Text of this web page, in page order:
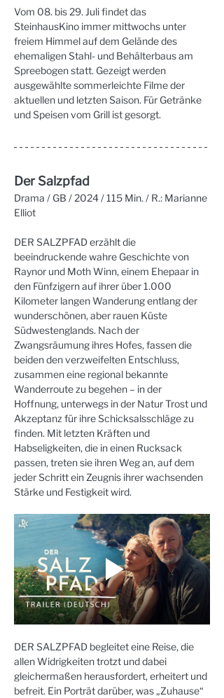
Vom 08. bis 29. Juli findet das
SteinhausKino immer mittwochs unter
freiem Himmel auf dem Gelände des
ehemaligen Stahl- und Behälterbaus am
Spreebogen statt. Gezeigt werden
ausgewählte sommerleichte Filme der
aktuellen und letzten Saison. Für Getränke
und Speisen vom Grill ist gesorgt.
Der Salzpfad
Drama / GB / 2024 / 115 Min. / R.: Marianne
Elliot
DER SALZPFAD erzählt die
beeindruckende wahre Geschichte von
Raynor und Moth Winn, einem Ehepaar in
den Fünfzigern auf ihrer über 1.000
Kilometer langen Wanderung entlang der
wunderschönen, aber rauen Küste
Südwestenglands. Nach der
Zwangsräumung ihres Hofes, fassen die
beiden den verzweifelten Entschluss,
zusammen eine regional bekannte
Wanderroute zu begehen – in der
Hoffnung, unterwegs in der Natur Trost und
Akzeptanz für ihre Schicksalsschläge zu
finden. Mit letzten Kräften und
Habseligkeiten, die in einen Rucksack
passen, treten sie ihren Weg an, auf dem
jeder Schritt ein Zeugnis ihrer wachsenden
Stärke und Festigkeit wird.
DER SALZPFAD begleitet eine Reise, die
allen Widrigkeiten trotzt und dabei
gleichermaßen herausfordert, erheitert und
befreit. Ein Porträt darüber, was „Zuhause“